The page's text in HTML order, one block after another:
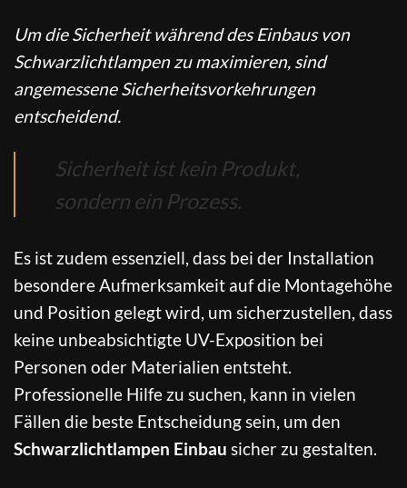
Um die Sicherheit während des Einbaus von
Schwarzlichtlampen zu maximieren, sind
angemessene Sicherheitsvorkehrungen
entscheidend.
Sicherheit ist kein Produkt,
sondern ein Prozess.
Es ist zudem essenziell, dass bei der Installation
besondere Aufmerksamkeit auf die Montagehöhe
und Position gelegt wird, um sicherzustellen, dass
keine unbeabsichtigte UV-Exposition bei
Personen oder Materialien entsteht.
Professionelle Hilfe zu suchen, kann in vielen
Fällen die beste Entscheidung sein, um den
Schwarzlichtlampen Einbau sicher zu gestalten.